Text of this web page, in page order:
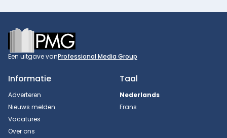
Footer
Een uitgave vanProfessional Media Group
Informatie
Adverteren
Nieuws melden
Vacatures
Over ons
Taal
Nederlands
Frans